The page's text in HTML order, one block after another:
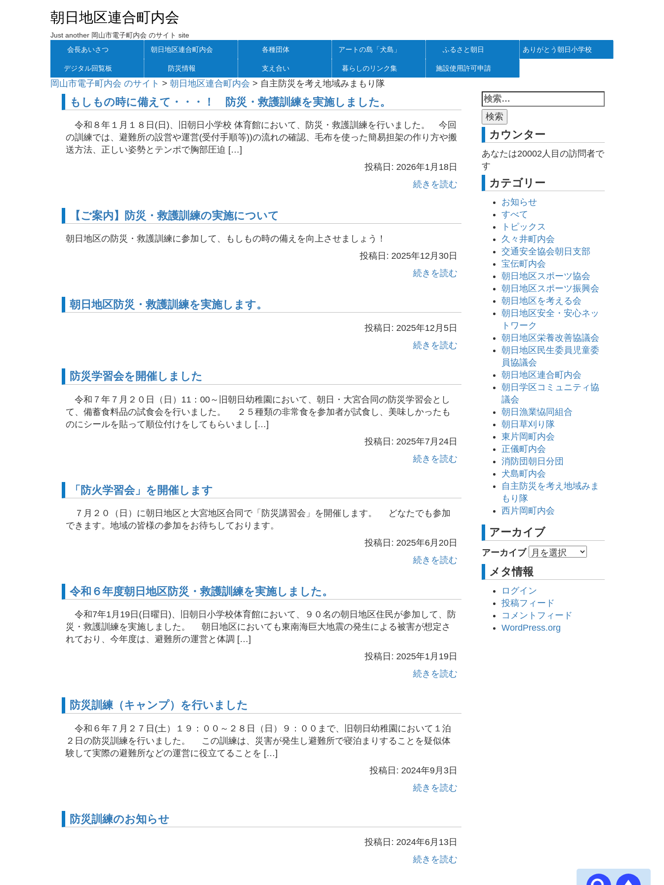
朝日地区連合町内会
Just another 岡山市電子町内会 のサイト site
会長あいさつ
朝日地区連合町内会 各種団体 アートの島「犬島」 ふるさと朝日 ありがとう朝日小学校
デジタル回覧板 防災情報 支え合い 暮らしのリンク集 施設使用許可申請
岡山市電子町内会 のサイト > 朝日地区連合町内会 > 自主防災を考え地域みまもり隊
もしもの時に備えて・・・！ 防災・救護訓練を実施しました。
令和８年１月１８日(日)、旧朝日小学校 体育館において、防災・救護訓練を行いました。 今回
の訓練では、避難所の設営や運営(受付手順等))の流れの確認、毛布を使った簡易担架の作り方や搬
送方法、正しい姿勢とテンポで胸部圧迫 […]
投稿日: 2026年1月18日
続きを読む
【ご案内】防災・救護訓練の実施について
朝日地区の防災・救護訓練に参加して、もしもの時の備えを向上させましょう！
投稿日: 2025年12月30日
続きを読む
朝日地区防災・救護訓練を実施します。
投稿日: 2025年12月5日
続きを読む
防災学習会を開催しました
令和７年７月２０日（日）11：00～旧朝日幼稚園において、朝日・大宮合同の防災学習会とし
て、備蓄食料品の試食会を行いました。 ２５種類の非常食を参加者が試食し、美味しかったも
のにシールを貼って順位付けをしてもらいまし […]
投稿日: 2025年7月24日
続きを読む
「防火学習会」を開催します
７月２０（日）に朝日地区と大宮地区合同で「防災講習会」を開催します。 どなたでも参加
できます。地域の皆様の参加をお待ちしております。
投稿日: 2025年6月20日
続きを読む
令和６年度朝日地区防災・救護訓練を実施しました。
令和7年1月19日(日曜日)、旧朝日小学校体育館において、９０名の朝日地区住民が参加して、防
災・救護訓練を実施しました。 朝日地区においても東南海巨大地震の発生による被害が想定さ
れており、今年度は、避難所の運営と体調 […]
投稿日: 2025年1月19日
続きを読む
防災訓練（キャンプ）を行いました
令和６年７月２７日(土）１９：００～２８日（日）９：００まで、旧朝日幼稚園において１泊
２日の防災訓練を行いました。 この訓練は、災害が発生し避難所で寝泊まりすることを疑似体
験して実際の避難所などの運営に役立てることを […]
投稿日: 2024年9月3日
続きを読む
防災訓練のお知らせ
投稿日: 2024年6月13日
続きを読む
カウンター
あなたは20002 人目の訪問者で
す
カテゴリー
お知らせ
すべて
トピックス
久々井町内会
交通安全協会朝日支部
宝伝町内会
朝日地区スポーツ協会
朝日地区スポーツ振興会
朝日地区を考える会
朝日地区安全・安心ネッ
トワーク
朝日地区栄養改善協議会
朝日地区民生委員児童委
員協議会
朝日地区連合町内会
朝日学区コミュニティ協
議会
朝日漁業恊同組合
朝日草刈り隊
東片岡町内会
正儀町内会
消防団朝日分団
犬島町内会
自主防災を考え地域みま
もり隊
西片岡町内会
アーカイブ
アーカイブ
メタ情報
ログイン
投稿フィード
コメントフィード
WordPress.org